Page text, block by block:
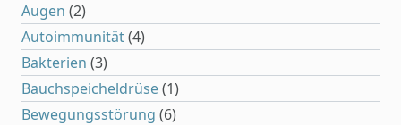
Augen (2)
Autoimmunität(4)
Bakterien (3)
Bauchspeicheldrüse(1)
Bewegungsstörung (6)